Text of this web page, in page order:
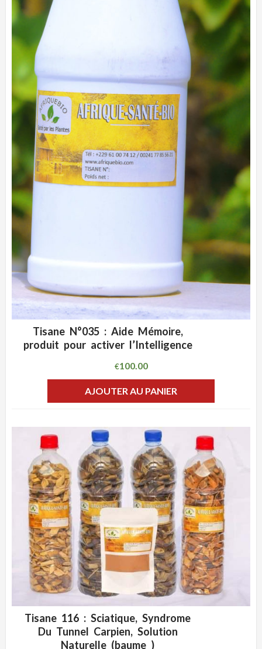
ADD WISHLIST
Tisane N°035 : Aide Mémoire,
produit pour activer l’Intelligence
€100.00
AJOUTER AU PANIER
ADD WISHLIST
Tisane 116 : Sciatique, Syndrome
Du Tunnel Carpien, Solution
Naturelle (baume )